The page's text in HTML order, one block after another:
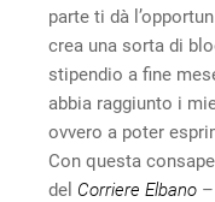
parte ti dà
crea una sorta di
stipendio a fine
abbia raggiunto i
ovvero a poter
Con questa
del Corriere Elbano